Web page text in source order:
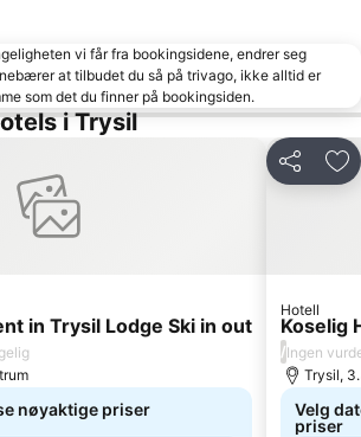
vi får fra bookingsidene, endrer seg
at tilbudet du så på trivago, ikke alltid er
som det du finner på bookingsiden.
i Trysil
in Trysil Lodge Ski in out
nøyaktige priser
Del
Hotell
Koselig
/Ingen
Trysil,
Velg
priser